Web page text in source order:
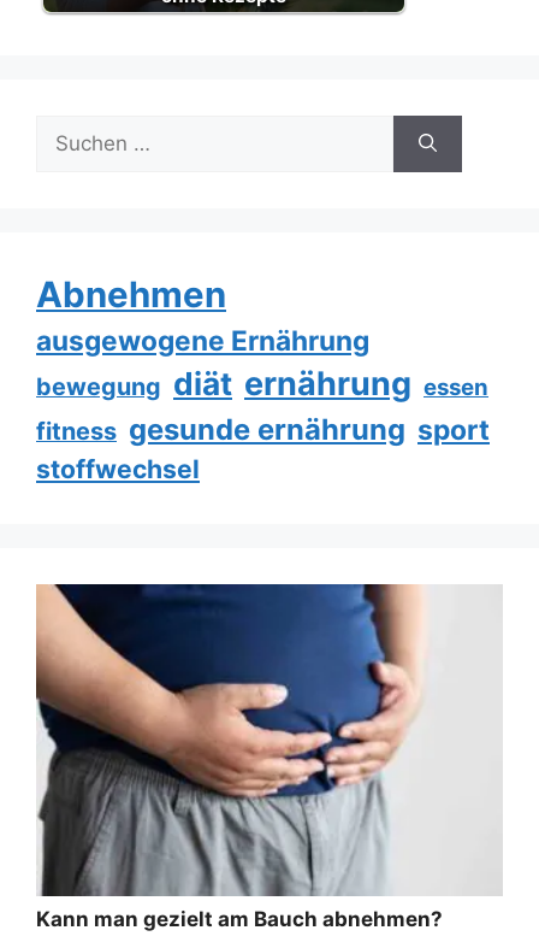
Suche
nach:
Abnehmen
ausgewogene Ernährung
bewegung diät ernährung essen
fitness gesunde ernährung sport
stoffwechsel
Kann man gezielt am Bauch abnehmen?